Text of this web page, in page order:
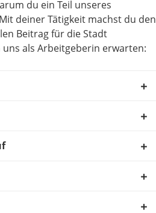
du ein Teil unseres
deiner Tätigkeit machst du den
Beitrag für die Stadt
als Arbeitgeberin erwarten: